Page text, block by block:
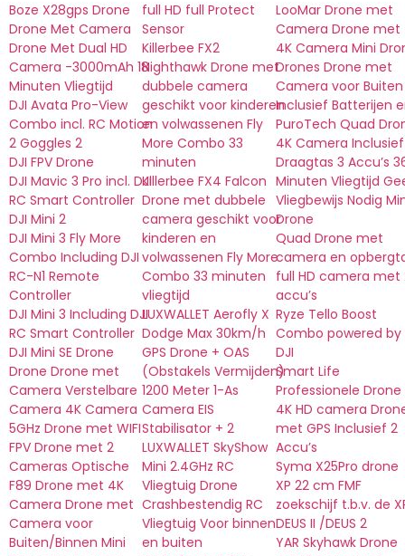
Boze X28gps Drone
Drone Met Camera
Drone Met Dual HD
Camera -3000mAh 18
Minuten Vliegtijd
DJI Avata Pro-View
Combo incl. RC Motion
2 Goggles 2
DJI FPV Drone
DJI Mavic 3 Pro incl. DJI
RC Smart Controller
DJI Mini 2
DJI Mini 3 Fly More
Combo Including DJI
RC-N1 Remote
Controller
DJI Mini 3 Including DJI
RC Smart Controller
DJI Mini SE Drone
Drone Drone met
Camera Verstelbare
Camera 4K Camera
5GHz Drone met WIFI
FPV Drone met 2
Cameras Optische
F89 Drone met 4K
Camera Drone met
Camera voor
Buiten/Binnen Mini
full HD full Protect
Sensor
Killerbee FX2
Nighthawk Drone met
dubbele camera
geschikt voor kinderen
en volwassenen Fly
More Combo 33
minuten
Killerbee FX4 Falcon
Drone met dubbele
camera geschikt voor
kinderen en
volwassenen Fly More
Combo 33 minuten
vliegtijd
LUXWALLET Aerofly X
Dodge Max 30km/h
GPS Drone + OAS
(Obstakels Vermijden)
1200 Meter 1-As
Camera EIS
Stabilisator + 2
LUXWALLET SkyShow
Mini 2.4GHz RC
Vliegtuig Drone
Crashbestendig RC
Vliegtuig Voor binnen
en buiten
LooMar Drone met
Camera Drone met
4K Camera Mini
Drones Drone met
Camera voor Buiten
Inclusief Batterijen
PuroTech Quad
4K Camera Inclusief
Draagtas 3 Accu’s
Minuten Vliegtijd
Vliegbewijs Nodig
Drone
Quad Drone met
camera en
full HD camera met
accu’s
Ryze Tello Boost
Combo powered by
DJI
Smart Life
Professionele Drone
4K HD camera
met GPS Inclusief 2
Accu’s
Syma X25Pro drone
XP 22 cm FMF
zoekschijf t.b.v. de
DEUS II /DEUS 2
YAR Skyhawk Drone